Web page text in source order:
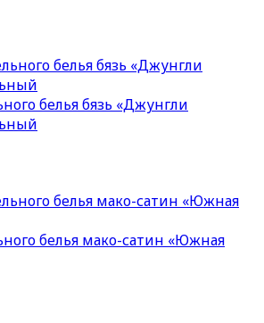
белья бязь «Джунгли
белья мако-сатин «Южная